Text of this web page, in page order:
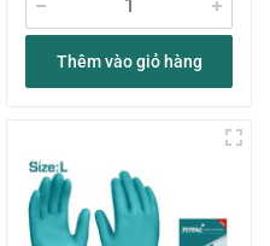
Thêm vào giỏ hàng